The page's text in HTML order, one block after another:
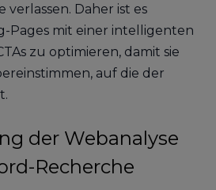
verlassen. Daher ist es
Pages mit einer intelligenten
zu optimieren, damit sie
auf die der
der Webanalyse
Recherche